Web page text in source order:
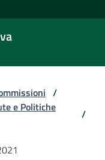
/
e Politiche
/